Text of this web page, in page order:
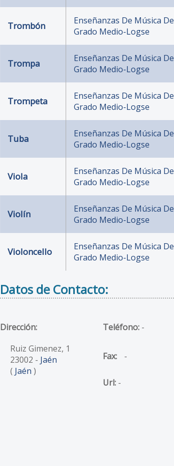
Trombón
Enseñanzas De Música De
Grado Medio-Logse
Trompa
Enseñanzas De Música De
Grado Medio-Logse
Trompeta
Enseñanzas De Música De
Grado Medio-Logse
Tuba
Enseñanzas De Música De
Grado Medio-Logse
Viola
Enseñanzas De Música De
Grado Medio-Logse
Violín
Enseñanzas De Música De
Grado Medio-Logse
Violoncello
Enseñanzas De Música De
Grado Medio-Logse
Datos de Contacto:
Dirección:
Ruiz Gimenez, 1
23002 - Jaén
( Jaén )
Teléfono: -
Fax: -
Url: -